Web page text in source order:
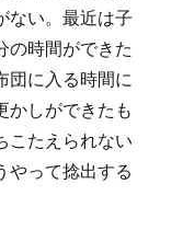
ない。最近は子
の時間ができた
団に入る時間に
かしができたも
こたえられない
やって捻出する